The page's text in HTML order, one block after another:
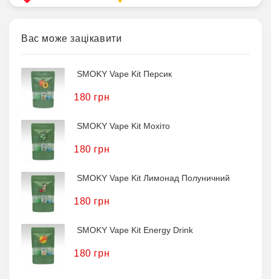
Вас може зацікавити
SMOKY Vape Kit Персик
180 грн
SMOKY Vape Kit Мохіто
180 грн
SMOKY Vape Kit Лимонад Полуничний
180 грн
SMOKY Vape Kit Energy Drink
180 грн